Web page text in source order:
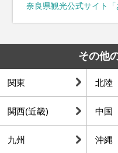
奈良県観光公式サイト「
その他
関東 北陸
関西(近畿) 中国
九州 沖縄